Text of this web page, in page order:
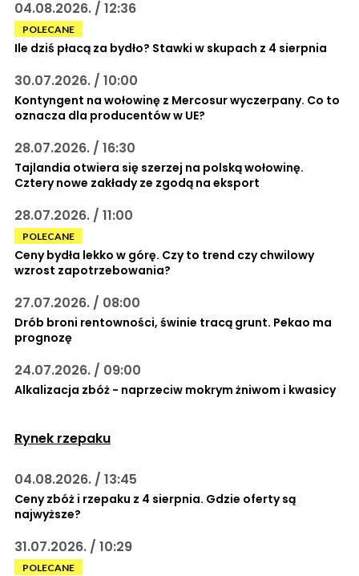
POLECANE
Ile dziś płacą za bydło? Stawki w skupach z 4 sierpnia
04.08.2026. / 12:36
Kontyngent na wołowinę z Mercosur wyczerpany. Co to
oznacza dla producentów w UE?
30.07.2026. / 10:00
Tajlandia otwiera się szerzej na polską wołowinę.
Cztery nowe zakłady ze zgodą na eksport
28.07.2026. / 16:30
POLECANE
Ceny bydła lekko w górę. Czy to trend czy chwilowy
wzrost zapotrzebowania?
28.07.2026. / 11:00
Drób broni rentowności, świnie tracą grunt. Pekao ma
prognozę
27.07.2026. / 08:00
Alkalizacja zbóż - naprzeciw mokrym żniwom i kwasicy
24.07.2026. / 09:00
Rynek rzepaku
Ceny zbóż i rzepaku z 4 sierpnia. Gdzie oferty są
najwyższe?
04.08.2026. / 13:45
POLECANE
31.07.2026. / 10:29